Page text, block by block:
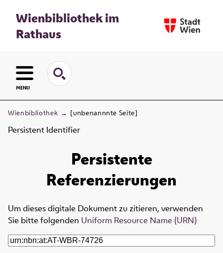
Wienbibliothek im
Rathaus
MENU
Wienbibliothek → [unbenannnte Seite]
Persistent Identifier
Persistente
Referenzierungen
Um dieses digitale Dokument zu zitieren, verwenden
Sie bitte folgenden Uniform Resource Name (URN)